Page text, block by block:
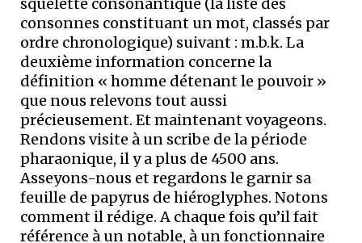
consonnes constituant un mot, classés par
ordre chronologique) suivant : m.b.k. La
deuxième information concerne la
définition « homme détenant le pouvoir »
que nous relevons tout aussi
précieusement. Et maintenant voyageons.
Rendons visite à un scribe de la période
pharaonique, il y a plus de 4500 ans.
Asseyons-nous et regardons le garnir sa
feuille de papyrus de hiéroglyphes. Notons
comment il rédige. A chaque fois qu’il fait
référence à un notable, à un fonctionnaire